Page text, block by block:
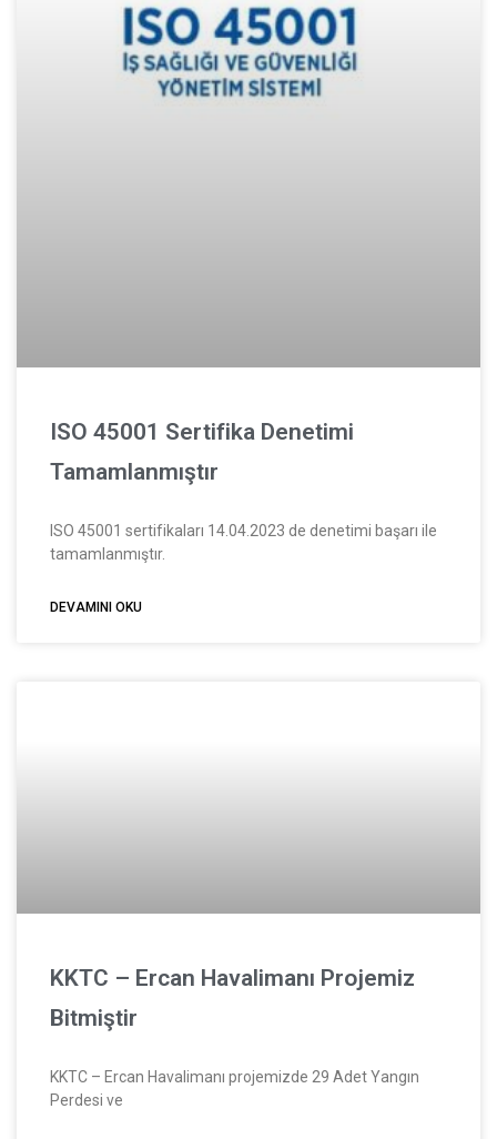
ISO 45001 Sertifika Denetimi
Tamamlanmıştır
ISO 45001 sertifikaları 14.04.2023 de denetimi başarı ile
tamamlanmıştır.
DEVAMINI OKU
KKTC – Ercan Havalimanı Projemiz
Bitmiştir
KKTC – Ercan Havalimanı projemizde 29 Adet Yangın
Perdesi ve